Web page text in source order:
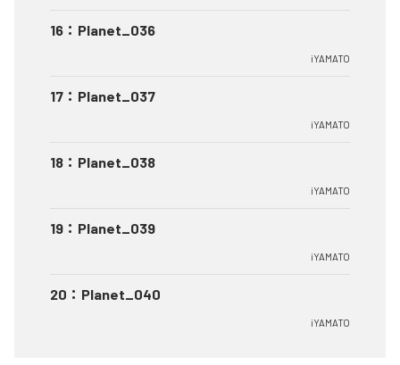
16 ： Planet_036
iYAMATO
17 ： Planet_037
iYAMATO
18 ： Planet_038
iYAMATO
19 ： Planet_039
iYAMATO
20 ： Planet_040
iYAMATO